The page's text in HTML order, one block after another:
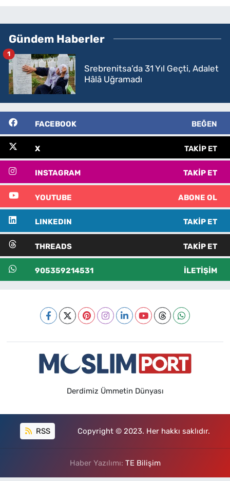
Gündem Haberler
Srebrenitsa’da 31 Yıl Geçti, Adalet
Hâlâ Uğramadı
1
FACEBOOK BEĞEN
X TAKIP ET
INSTAGRAM TAKIP ET
YOUTUBE ABONE OL
LINKEDIN TAKIP ET
THREADS TAKIP ET
905359214531 İLETIŞIM
Derdimiz Ümmetin Dünyası
RSS Copyright © 2023. Her hakkı saklıdır.
Haber Yazılımı: TE Bilişim